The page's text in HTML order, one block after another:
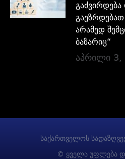
გაეზრდებათ
არამედ
ბაზარიც“
აპრილი 3,
საქართველოს
© ყველა უფლება